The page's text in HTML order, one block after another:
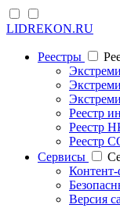
LIDREKON.RU
Реестры
Реестр
Реестр
Реестр
Cервисы
Версия